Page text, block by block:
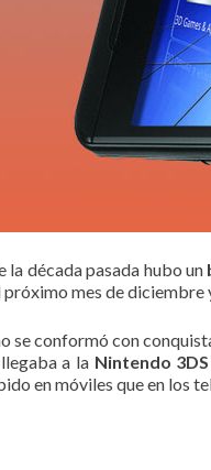
la década pasada hubo un
próximo mes de
se conformó con
llegaba a la Nintendo 3DS
en móviles que en los